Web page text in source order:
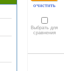
очистить
Выбрать для
сравнения